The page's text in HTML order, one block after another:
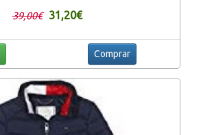
39,00€ 31,20€
Comprar